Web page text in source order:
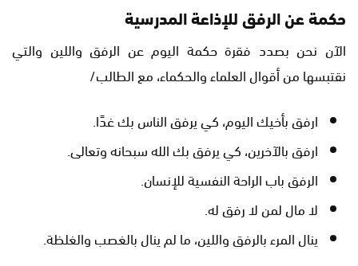
حكمة عن الرفق للإذاعة المدرسية
الآن نحن بصدد فقرة حكمة اليوم عن الرفق واللين والتي
نقتبسها من أقوال العلماء والحكماء، مع الطالب/
ارفق بأخيك اليوم، كي يرفق الناس بك غدًا.
ارفق بالآخرين، كي يرفق بك الله سبحانه وتعالى.
الرفق باب الراحة النفسية للإنسان.
لا مال لمن لا رفق له.
ينال المرء بالرفق واللين، ما لم ينال بالغصب والغلظة.